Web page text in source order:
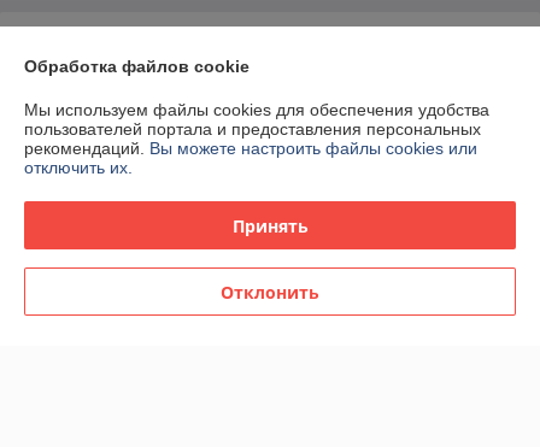
О нас
Доставка и оплата
Обработка файлов cookie
Мы используем файлы cookies для обеспечения удобства
пользователей портала и предоставления персональных
рекомендаций. Вы можете настроить файлы cookies или
отключить их.
Принять
Отклонить